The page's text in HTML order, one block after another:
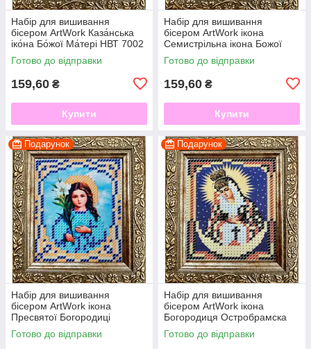
Набір для вишивання
бісером ArtWork Каза́нська
іко́на Бо́жої Ма́тері НВТ 7002
6х7см з рамкою в комплекті
Готово до відправки
159,60 ₴
Купити
Набір для вишивання
бісером ArtWork ікона
Семистрільна ікона Божої
Матері НВТ 7004 6х7см з
рамкою в комплекті
Готово до відправки
159,60 ₴
Купити
Подарунок
Набір для вишивання
бісером ArtWork ікона
Пресвятої Богородиці
«Триліття» НВТ 7005 6х7см з
рамкою в комплекті
Готово до відправки
Подарунок
Набір для вишивання
бісером ArtWork ікона
Богородиця Остробрамска
НВТ 7006 6х7см з рамкою в
комплекті
Готово до відправки